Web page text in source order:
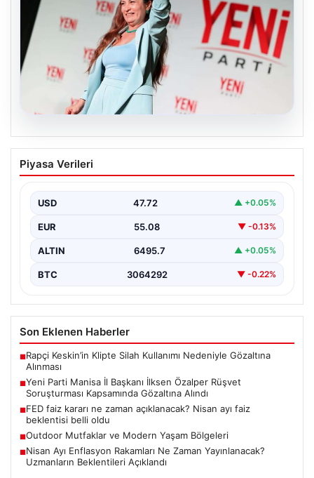
05.08.2026
FED faiz kararı ne zaman açıklanacak?
Piyasa Verileri
ALTIN 6495.7 ▲ +0.05%
BTC 3064292 ▼ -0.22%
Alınması
■Yeni Parti Manisa İl Başkanı İlksen Özalper Rüşvet
Soruşturması Kapsamında Gözaltına Alındı
FED faiz kararı ne zaman açıklanacak? Nisan ayı faiz
beklentisi belli oldu
Outdoor Mutfaklar ve Modern Yaşam Bölgeleri
■Nisan Ayı Enflasyon Rakamları Ne Zaman Yayınlanacak?
Uzmanların Beklentileri Açıklandı
Güncel